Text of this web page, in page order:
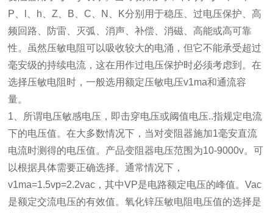
P、l、h、Z、B、C、N、K分别用于稳压、过电压保护、高
频回路、防雷、灭弧、消声、补偿、消磁、高能或高可靠
性。虽然压敏电阻可以吸收较大的电涌，但它不能承受超过
毫安级的持续电流，这在用作过电压保护时必须考虑到。在
选择压敏电阻时，一般选用额定压敏电压v1ma和通流容
量。
1、所谓电压敏感电压，即击穿电压或阈值电压..指规定电流
下的电压值。在大多数情况下，当对变阻器施加1毫安直流
电流时测得的电压值。产品变阻器电压范围为10-9000v。可
以根据具体需要正确选择。通常情况下，
v1ma=1.5vp=2.2vac，其中VP是电路额定电压的峰值。Vac
是额定交流电压的有效值。氧化锌压敏电阻电压值的选择是